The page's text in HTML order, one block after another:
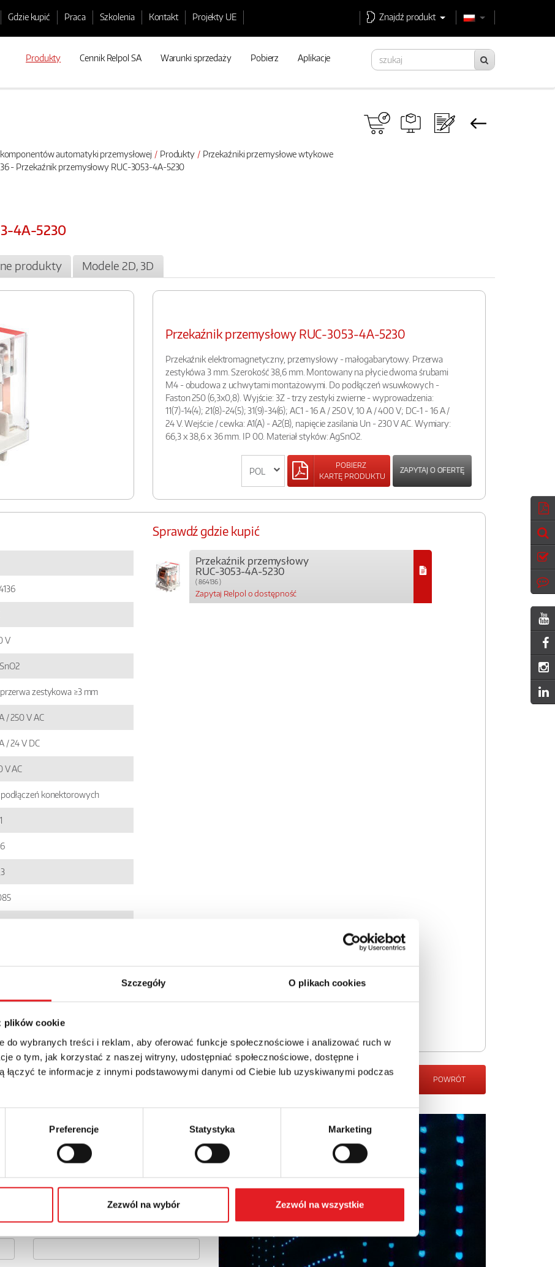
Szczegóły O plikach cookies
plików cookie
do wybranych treści i reklam, aby oferować funkcje społecznościowe i analizować ruch w
o tym, jak korzystać z naszej witryny, udostępniać społecznościowe, dostępne i
łączyć te informacje z innymi podstawowymi danymi od Ciebie lub uzyskiwanymi podczas
Preferencje Statystyka Marketing
Zezwól na wybór Zezwól na wszystkie
Gdzie kupić Praca Szkolenia Kontakt Projekty UE Znajdź produkt
Produkty Cennik Relpol SA Warunki sprzedaży Pobierz Aplikacje
automatyki przemysłowej Produkty
Przekaźniki przemysłowe wtykowe
- Przekaźnik przemysłowy RUC-3053-4A-5230
4A-5230
produkty Modele 2D, 3D
Przekaźnik przemysłowy RUC-3053-4A-5230
Przekaźnik elektromagnetyczny, przemysłowy - małogabarytowy. Przerwa
zestykówa 3 mm. Szerokość 38,6 mm. Montowany na płycie dwoma śrubami
M4 - obudowa z uchwytami montażowymi. Do podłączeń wsuwkowych -
Faston 250 (6,3x0,8). Wyjście: 3Z - trzy zestyki zwierne - wyprowadzenia:
11(7)-14(4); 21(8)-24(5); 31(9)-34(6); AC1 - 16 A / 250 V, 10 A / 400 V; DC-1 - 16 A /
24 V. Wejście / cewka: A1(A) - A2(B), napięcie zasilania Un - 230 V AC. Wymiary:
66,3 x 38,6 x 36 mm. IP 00. Materiał styków: AgSnO2.
POBIERZ
KARTĘ PRODUKTU
ZAPYTAJ O OFERTĘ
V
zestykowa ≥3 mm
/ 250 V AC
/ 24 V DC
V AC
konektorowych
+ 23% VAT
Sprawdź gdzie kupić
Przekaźnik przemysłowy
RUC-3053-4A-5230
( 864136 )
Zapytaj Relpol o dostępność
POWRÓT
oferty
Adres e-mail: *
Numer telefonu: